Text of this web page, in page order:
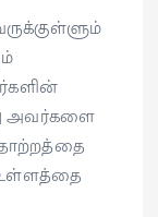
அவர்களை